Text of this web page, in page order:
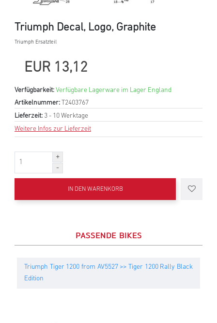
Triumph Decal, Logo, Graphite
Triumph Ersatzteil
EUR 13,12
Verfügbarkeit: Verfügbare Lagerware im Lager England
Artikelnummer: T2403767
Lieferzeit: 3 - 10 Werktage
Weitere Infos zur Lieferzeit
IN DEN WARENKORB
PASSENDE BIKES
Triumph Tiger 1200 from AV5527 >> Tiger 1200 Rally Black
Edition